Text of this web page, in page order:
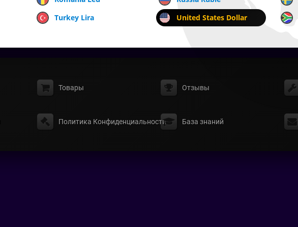
Turkey Lira United States Dollar
Товары Отзывы
Политика Конфиденциальности База знаний